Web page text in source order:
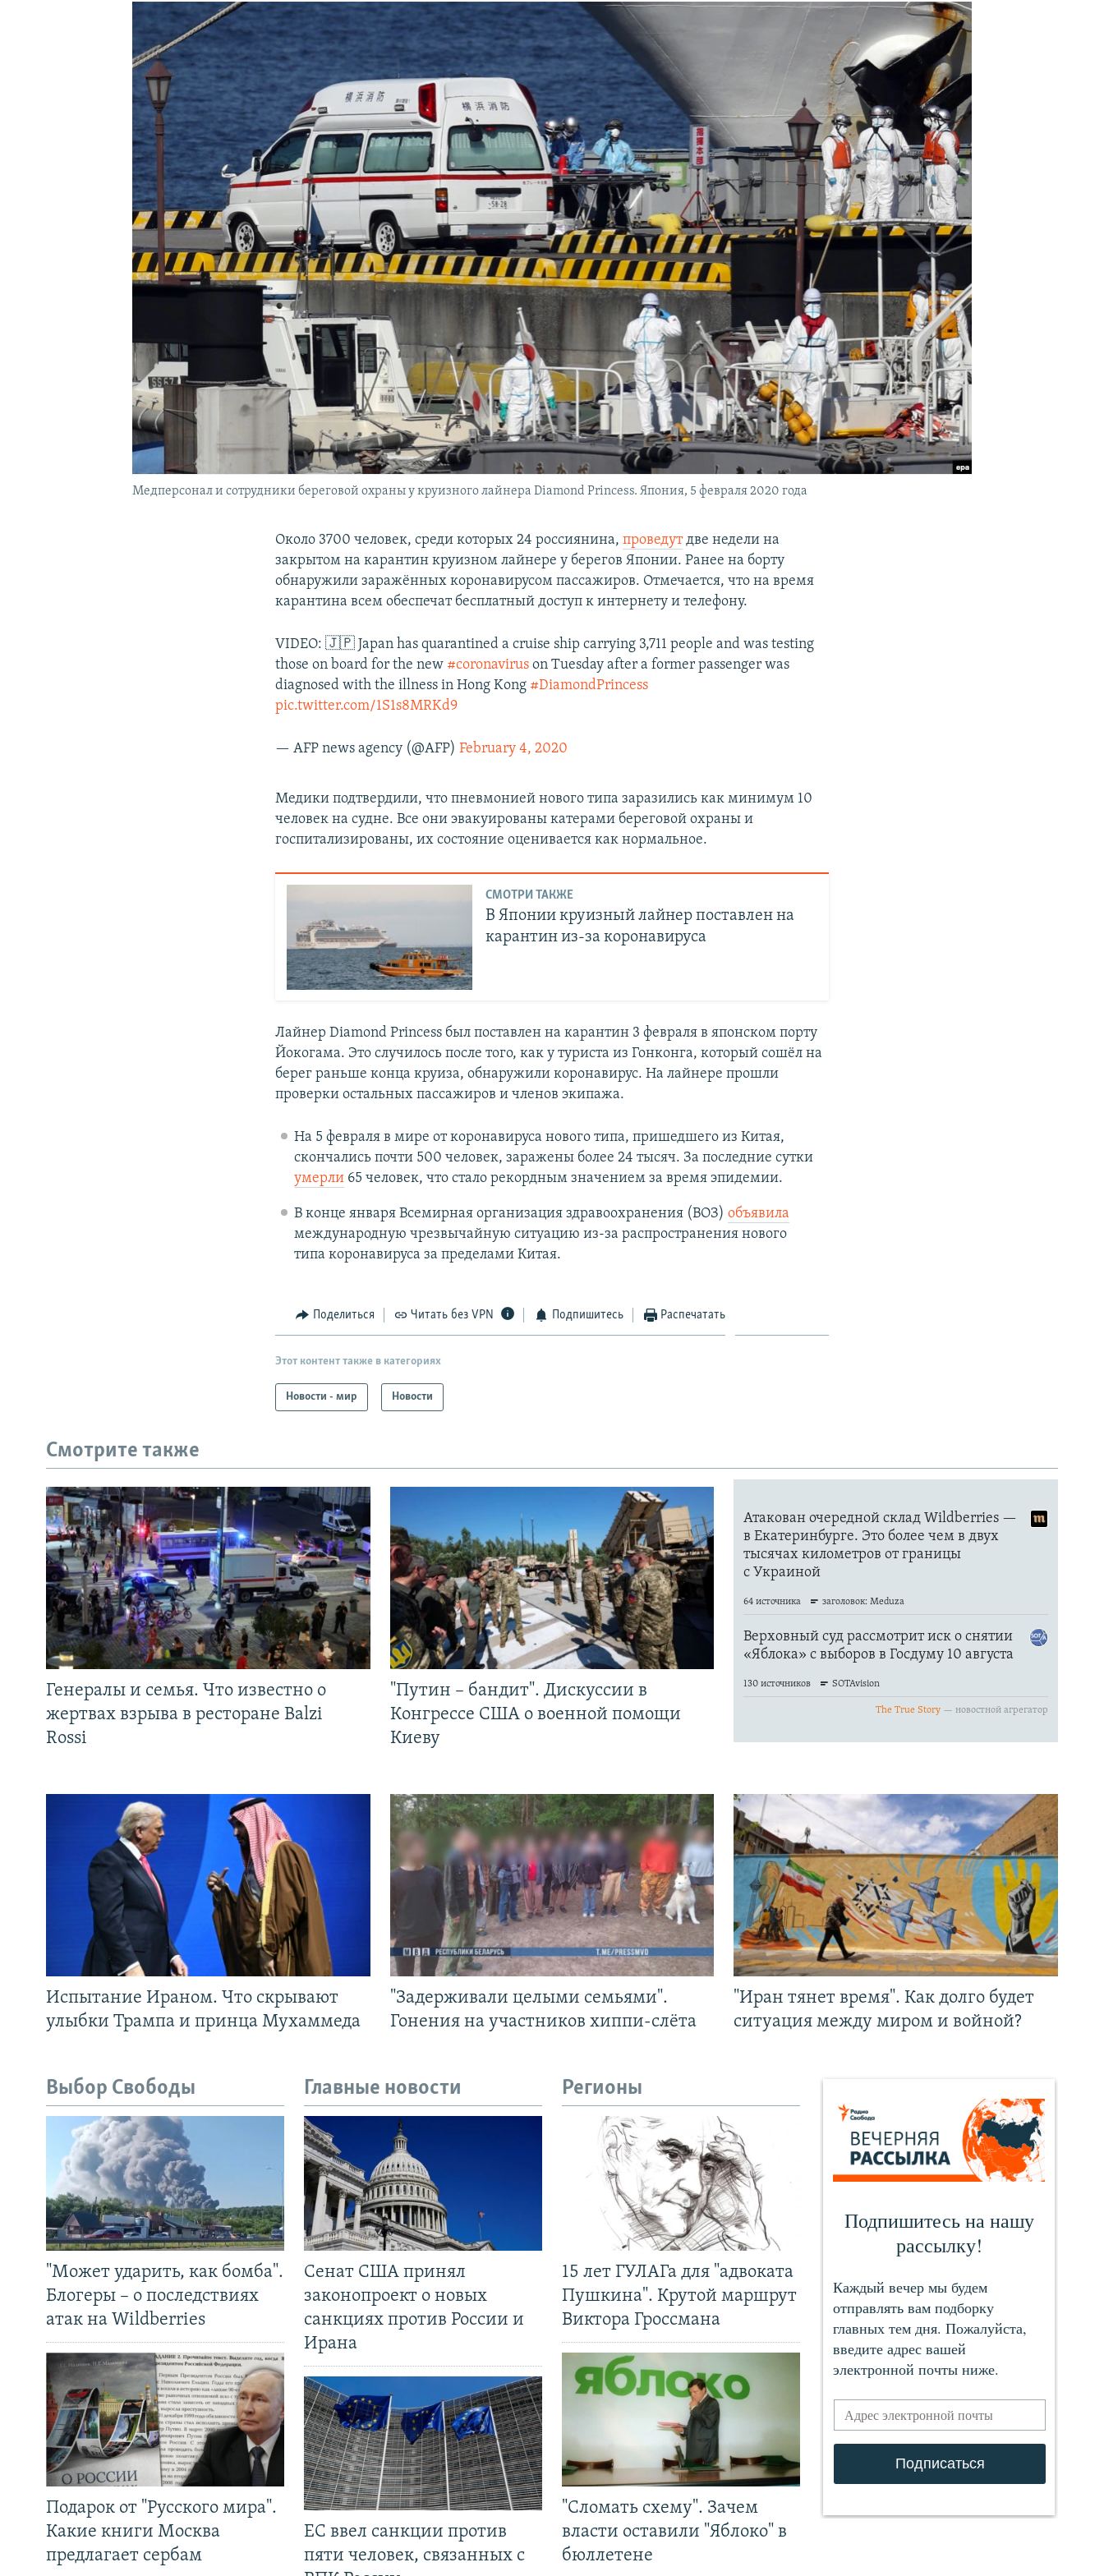
ПОДПИШИТЕСЬ НА РАССЫЛКУ
Медперсонал и сотрудники береговой охраны у круизного лайнера Diamond Princess. Япония, 5 февраля 2020 года
Около 3700 человек, среди которых 24 россиянина,проведутдве недели на
закрытом на карантин круизном лайнере у берегов Японии. Ранее на борту
обнаружили заражённых коронавирусом пассажиров. Отмечается, что на время
карантина всем обеспечат бесплатный доступ к интернету и телефону.
VIDEO: 🇯🇵 Japan has quarantined a cruise ship carrying 3,711 people and was testing
those on board for the new #coronavirus on Tuesday after a former passenger was
diagnosed with the illness in Hong Kong #DiamondPrincess
pic.twitter.com/1S1s8MRKd9
— AFP news agency (@AFP)February 4, 2020
Медики подтвердили, что пневмонией нового типа заразились как минимум 10
человек на судне. Все они эвакуированы катерами береговой охраны и
госпитализированы, их состояние оценивается как нормальное.
СМОТРИ ТАКЖЕ
В Японии круизный лайнер поставлен на
карантин из-за коронавируса
Лайнер Diamond Princess был поставлен на карантин 3 февраля в японском порту
Йокогама. Это случилось после того, как у туриста из Гонконга, который сошёл на
берег раньше конца круиза, обнаружили коронавирус. На лайнере прошли
проверки остальных пассажиров и членов экипажа.
На 5 февраля в мире от коронавируса нового типа, пришедшего из Китая,
скончались почти 500 человек, заражены более 24 тысяч. За последние сутки
умерли65 человек, что стало рекордным значением за время эпидемии.
В конце января Всемирная организация здравоохранения (ВОЗ) объявила
международную чрезвычайную ситуацию из-за распространения нового
типа коронавируса за пределами Китая.
Поделиться Читать без VPN Подпишитесь Распечатать
Этот контент также в категориях
Новости - мир Новости
Смотрите также
Генералы и семья. Что известно о
жертвах взрыва в ресторане Balzi
Rossi
"Путин – бандит". Дискуссии в
Конгрессе США о военной помощи
Киеву
Испытание Ираном. Что скрывают
улыбки Трампа и принца Мухаммеда
"Задерживали целыми семьями".
Гонения на участников хиппи-слёта
"Иран тянет время". Как долго будет
ситуация между миром и войной?
Выбор Свободы
"Может ударить, как бомба".
Блогеры – о последствиях
атак на Wildberries
Подарок от "Русского мира".
Какие книги Москва
предлагает сербам
Главные новости
Сенат США принял
законопроект о новых
санкциях против России и
Ирана
ЕС ввел санкции против
пяти человек, связанных с
Регионы
15 лет ГУЛАГа для "адвоката
Пушкина". Крутой маршрут
Виктора Гроссмана
"Сломать схему". Зачем
власти оставили "Яблоко" в
бюллетене